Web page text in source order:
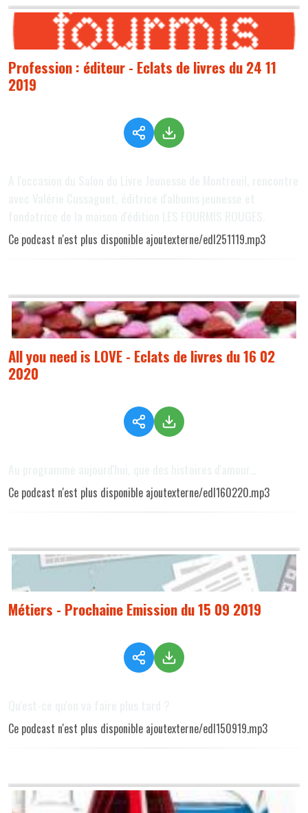
Profession : éditeur - Eclats de livres du 24 11
2019
Ce podcast n'est plus disponible ajoutexterne/edl251119.mp3
All you need is LOVE - Eclats de livres du 16 02
2020
Ce podcast n'est plus disponible ajoutexterne/edl160220.mp3
Métiers - Prochaine Emission du 15 09 2019
Ce podcast n'est plus disponible ajoutexterne/edl150919.mp3